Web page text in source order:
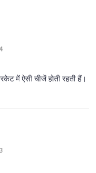
में ऐसी चीजें होती रहती हैं।